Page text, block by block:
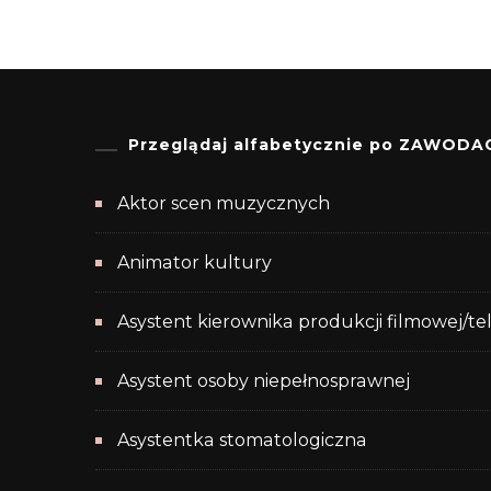
Przeglądaj alfabetycznie po
Aktor scen muzycznych
Animator kultury
Asystent kierownika produkcji filmowej/
Asystent osoby niepełnosprawnej
Asystentka stomatologiczna